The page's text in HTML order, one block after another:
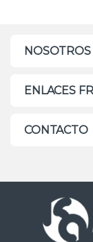
NOSOTROS
ENLACES
CONTACTO